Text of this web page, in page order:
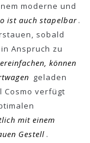
moderne und
ist auch stapelbar.
sobald
Anspruch zu
können
geladen
Cosmo verfügt
mit einem
Gestell .